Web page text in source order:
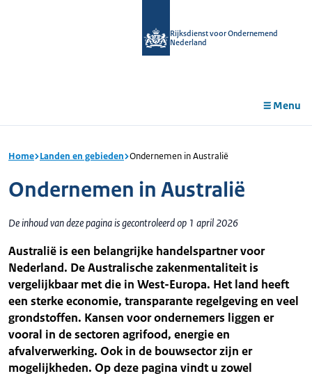
Rijksdienst voor Ondernemend
Nederland
Menu
Home Landen en gebieden Ondernemen in Australië
Ondernemen in Australië
De inhoud van deze pagina is gecontroleerd op 1 april 2026
Australië is een belangrijke handelspartner voor
Nederland. De Australische zakenmentaliteit is
vergelijkbaar met die in West-Europa. Het land heeft
een sterke economie, transparante regelgeving en veel
grondstoffen. Kansen voor ondernemers liggen er
vooral in de sectoren agrifood, energie en
afvalverwerking. Ook in de bouwsector zijn er
mogelijkheden. Op deze pagina vindt u zowel